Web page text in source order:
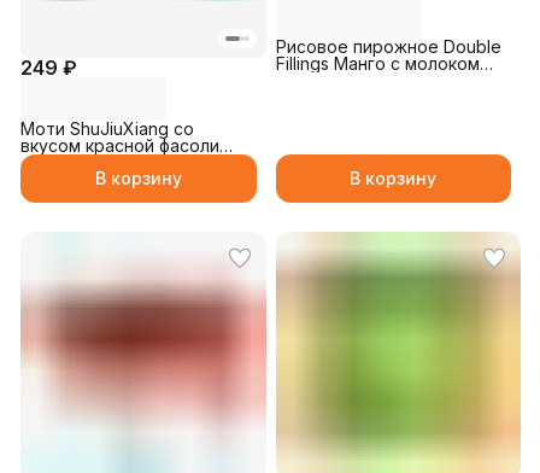
249 ₽
Моти ShuJiuXiang со
вкусом красной фасоли
156гр
В корзину
Рисовое пирожное Double
Fillings Манго с молоком
В корзину